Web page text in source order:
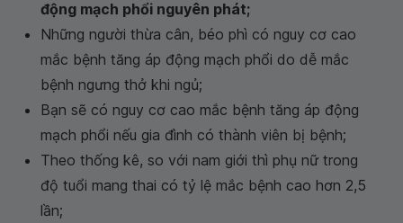
động mạch phổi nguyên phát;
Những người thừa cân, béo phì có nguy cơ cao
mắc bệnh tăng áp động mạch phổi do dễ mắc
bệnh ngưng thở khi ngủ;
Bạn sẽ có nguy cơ cao mắc bệnh tăng áp động
mạch phổi nếu gia đình có thành viên bị bệnh;
Theo thống kê, so với nam giới thì phụ nữ trong
độ tuổi mang thai có tỷ lệ mắc bệnh cao hơn 2,5
lần;